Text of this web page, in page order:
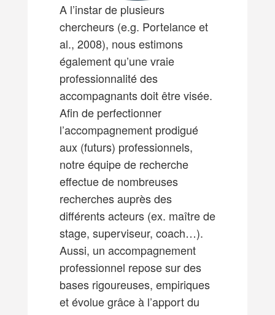
A l’instar de plusieurs
chercheurs (e.g. Portelance et
al., 2008), nous estimons
également qu’une vraie
professionnalité des
accompagnants doit être visée.
Afin de perfectionner
l’accompagnement prodigué
aux (futurs) professionnels,
notre équipe de recherche
effectue de nombreuses
recherches auprès des
différents acteurs (ex. maître de
stage, superviseur, coach…).
Aussi, un accompagnement
professionnel repose sur des
bases rigoureuses, empiriques
et évolue grâce à l’apport du